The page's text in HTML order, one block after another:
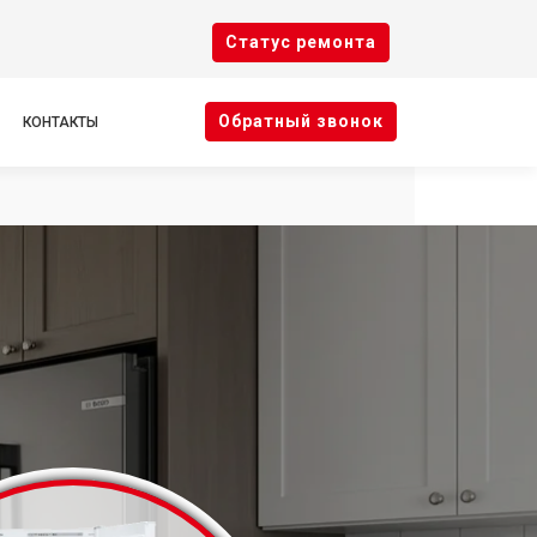
Cтатус ремонта
КОНТАКТЫ Oбратный звонок